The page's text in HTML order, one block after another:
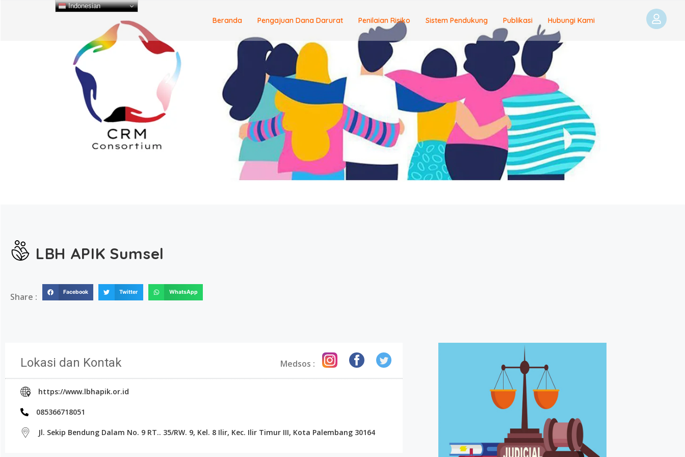
Beranda Pengajuan Dana Darurat Penilaian Risiko Sistem Pendukung Publikasi Hubungi Kami
LBH APIK Sumsel
Share : Facebook Twitter WhatsApp
Lokasi dan Kontak Medsos :
https://www.lbhapik.or.id
085366718051
Jl. Sekip Bendung Dalam No. 9 RT.. 35/RW. 9, Kel. 8 Ilir, Kec. Ilir Timur III, Kota Palembang 30164
Indonesian